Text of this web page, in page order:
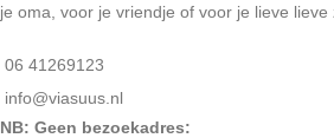
je oma, voor je vriendje of voor je lieve lieve
06 41269123
info@viasuus.nl
NB: Geen bezoekadres: